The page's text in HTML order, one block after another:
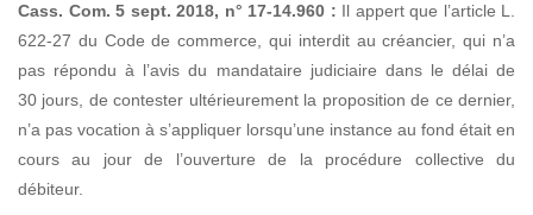
Cass. Com. 5 sept. 2018, n° 17-14.960 : Il appert que l’article L.
622-27 du Code de commerce, qui interdit au créancier, qui n’a
pas répondu à l’avis du mandataire judiciaire dans le délai de
30 jours, de contester ultérieurement la proposition de ce dernier,
n’a pas vocation à s’appliquer lorsqu’une instance au fond était en
cours au jour de l’ouverture de la procédure collective du
débiteur.